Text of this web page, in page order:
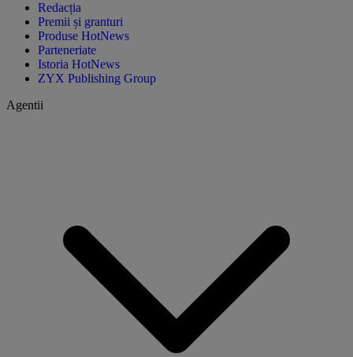
Redacția
Premii și granturi
Produse HotNews
Parteneriate
Istoria HotNews
ZYX Publishing Group
Agentii